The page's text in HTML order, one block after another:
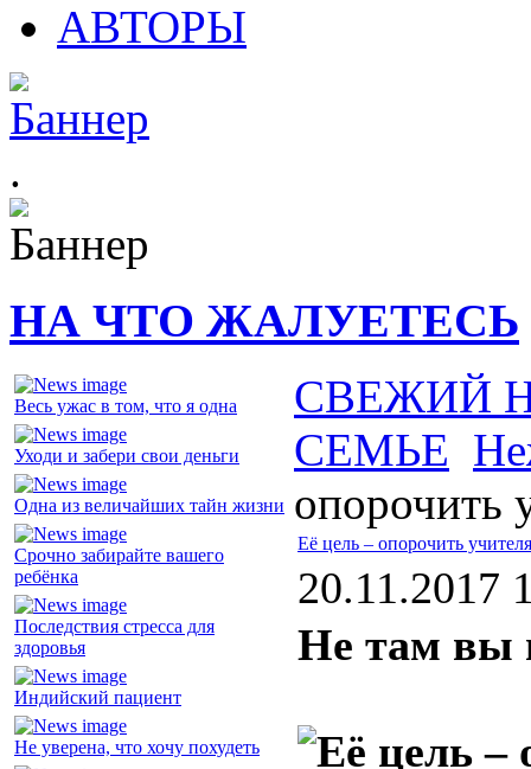
АВТОРЫ
.
НА ЧТО ЖАЛУЕТЕСЬ
Весь ужас в том, что я одна
Уходи и забери свои деньги
Одна из величайших тайн жизни
Срочно забирайте вашего
ребёнка
Последствия стресса для
здоровья
Индийский пациент
Не уверена, что хочу похудеть
СВЕЖИЙ
СЕМЬЕ
опорочить
Её цель – опорочить учителя
20.11.2017
Не там вы